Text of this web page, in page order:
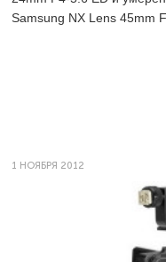
Samsung NX Lens 45mm
1 НОЯБРЯ 2012